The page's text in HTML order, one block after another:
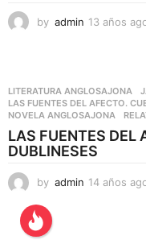
by admin 13 años
LITERATURA ANGLOSAJONA
LAS FUENTES DEL AFECTO.
NOVELA ANGLOSAJONA
,
LAS FUENTES DEL
DUBLINESES
by admin 14 años